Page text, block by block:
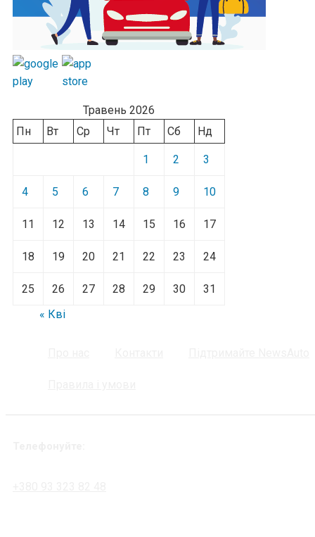
Травень 2026
Пн
Вт Ср Чт Пт Сб Нд
1 2 3
4 5 6 7 8 9 10
11 12 13 14 15 16 17
18 19 20 21 22 23 24
25 26 27 28 29 30
31
« Кві